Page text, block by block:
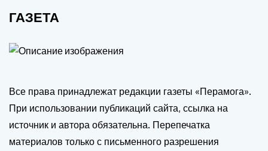
ГАЗЕТА
Все права принадлежат редакции газеты «Перамога».
При использовании публикаций сайта, ссылка на
источник и автора обязательна. Перепечатка
материалов только с письменного разрешения